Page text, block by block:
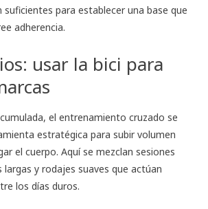
suficientes para establecer una base que
adherencia.
usar la bici para
el entrenamiento cruzado se
estratégica para subir volumen
el cuerpo. Aquí se mezclan sesiones
largas y rodajes suaves que actúan
los días duros.